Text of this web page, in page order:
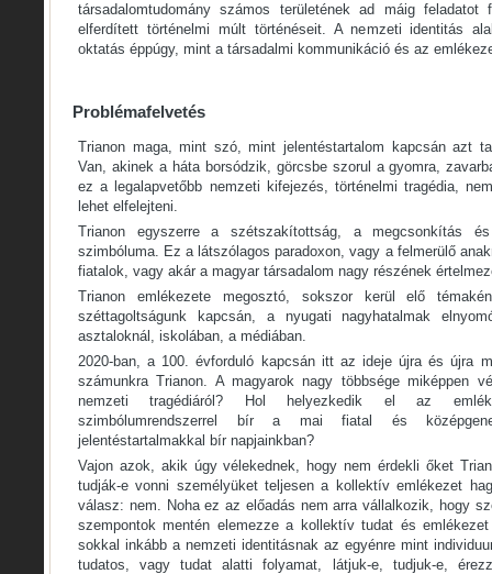
társadalomtudomány számos területének ad máig feladatot
elferdített történelmi múlt történéseit. A nemzeti identitás
oktatás éppúgy, mint a társadalmi kommunikáció és az
Problémafelvetés
Trianon maga, mint szó, mint jelentéstartalom kapcsán azt
Van, akinek a háta borsódzik, görcsbe szorul a gyomra,
ez a legalapvetőbb nemzeti kifejezés, történelmi tragédia,
lehet elfelejteni.
Trianon egyszerre a szétszakítottság, a megcsonkítás
szimbóluma. Ez a látszólagos paradoxon, vagy a felmerülő
fiatalok, vagy akár a magyar társadalom nagy részének
Trianon emlékezete megosztó, sokszor kerül elő
széttagoltságunk kapcsán, a nyugati nagyhatalmak
asztaloknál, iskolában, a médiában.
2020-ban, a 100. évforduló kapcsán itt az ideje újra és újra
számunkra Trianon. A magyarok nagy többsége miképpen
nemzeti tragédiáról? Hol helyezkedik el az
szimbólumrendszerrel bír a mai fiatal és
jelentéstartalmakkal bír napjainkban?
Vajon azok, akik úgy vélekednek, hogy nem érdekli őket
tudják-e vonni személyüket teljesen a kollektív emlékezet
válasz: nem. Noha ez az előadás nem arra vállalkozik, hogy
szempontok mentén elemezze a kollektív tudat és
sokkal inkább a nemzeti identitásnak az egyénre mint
tudatos, vagy tudat alatti folyamat, látjuk-e, tudjuk-e,